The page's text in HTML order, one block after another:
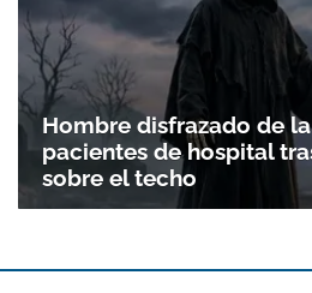
Hombre disfrazado de
pacientes de hospital
sobre el techo